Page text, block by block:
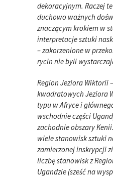
dekoracyjnym. Raczej
duchowo ważnych
znaczącym krokiem w
interpretacje sztuki
– zakorzenione w
rycin nie byli
Region Jeziora Wiktorii
kwadratowych Jeziora
typu w Afryce i
wschodnie części
zachodnie obszary
wiele stanowisk sztuki
zamierzonej inskrypcji
liczbę stanowisk z
Ugandzie (sześć na